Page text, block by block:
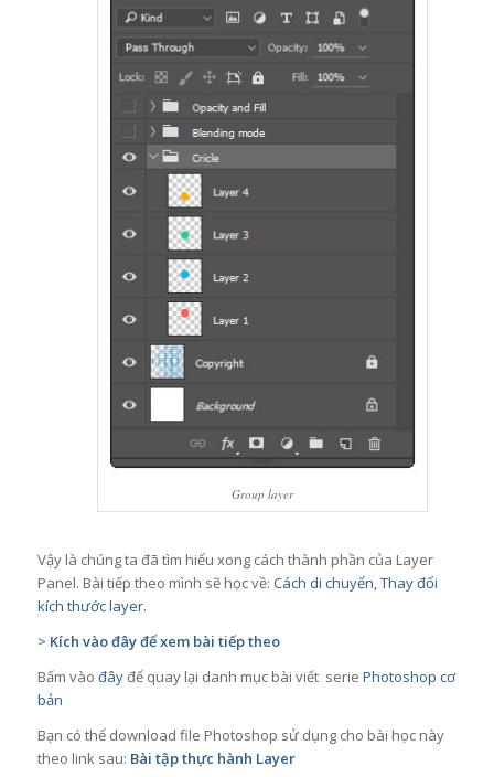
Group layer
Vậy là chúng ta đã tìm hiểu xong cách thành phần của Layer
Panel. Bài tiếp theo mình sẽ học về: Cách di chuyển, Thay đổi
kích thước layer.
> Kích vào đây để xem bài tiếp theo
Bấm vào đâyđể quay lại danh mục bài viết serie Photoshop cơ
bản
Bạn có thể download file Photoshop sử dụng cho bài học này
theo link sau: Bài tập thực hành Layer